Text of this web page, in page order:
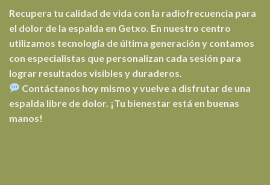
Recupera tu calidad de vida con la radiofrecuencia para
el dolor de la espalda en Getxo . En nuestro centro
utilizamos tecnología de última generación y contamos
con especialistas que personalizan cada sesión para
lograr resultados visibles y duraderos.
Contáctanos hoy mismo y vuelve a disfrutar de una
espalda libre de dolor. ¡Tu bienestar está en buenas
manos!